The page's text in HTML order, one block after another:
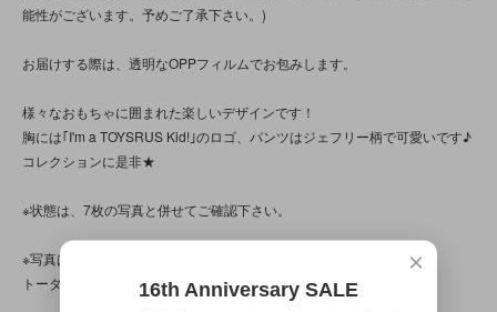
能性がございます。予めご了承下さい。)
お届けする際は、透明なOPPフィルムでお包みします。
様々なおもちゃに囲まれた楽しいデザインです！
胸には｢I'm a TOYSRUS Kid!｣のロゴ、パンツはジェフリー柄で可愛いです♪
コレクションに是非★
※状態は、7枚の写真と併せてご確認下さい。
※写真は、光の当たり方によって見え方が変わる為、
トータル的に判断頂けると幸いです。
×
16th Anniversary SALE